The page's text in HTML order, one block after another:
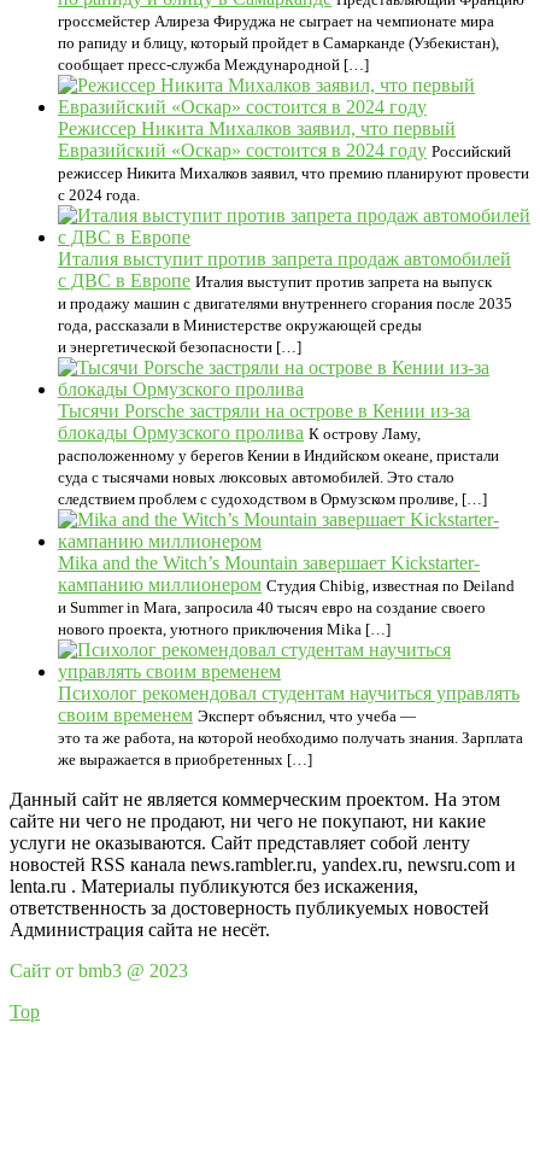
гроссмейстер Алиреза Фируджа не сыграет на чемпионате мира
по рапиду и блицу, который пройдет в Самарканде (Узбекистан),
сообщает пресс‑служба Международной […]
Режиссер Никита Михалков заявил, что первый
Евразийский «Оскар» состоится в 2024 году Российский
режиссер Никита Михалков заявил, что премию планируют провести
с 2024 года.
Италия выступит против запрета продаж автомобилей
с ДВС в Европе Италия выступит против запрета на выпуск
и продажу машин с двигателями внутреннего сгорания после 2035
года, рассказали в Министерстве окружающей среды
и энергетической безопасности […]
Тысячи Porsche застряли на острове в Кении из-за
блокады Ормузского пролива К острову Ламу,
расположенному у берегов Кении в Индийском океане, пристали
суда с тысячами новых люксовых автомобилей. Это стало
следствием проблем с судоходством в Ормузском проливе, […]
Mika and the Witch’s Mountain завершает Kickstarter-
кампанию миллионером Студия Chibig, известная по Deiland
и Summer in Mara, запросила 40 тысяч евро на создание своего
нового проекта, уютного приключения Mika […]
Психолог рекомендовал студентам научиться управлять
своим временем Эксперт объяснил, что учеба —
это та же работа, на которой необходимо получать знания. Зарплата
же выражается в приобретенных […]
Данный сайт не является коммерческим проектом. На этом
сайте ни чего не продают, ни чего не покупают, ни какие
услуги не оказываются. Сайт представляет собой ленту
новостей RSS канала news.rambler.ru, yandex.ru, newsru.com и
lenta.ru . Материалы публикуются без искажения,
ответственность за достоверность публикуемых новостей
Администрация сайта не несёт.
Сайт от bmb3 @ 2023
Top